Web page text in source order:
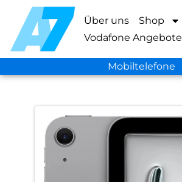
Über uns Shop
Vodafone Angebote
Mobiltelefone